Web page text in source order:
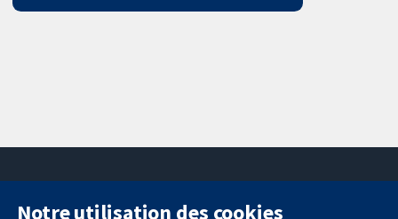
Notre utilisation des cookies